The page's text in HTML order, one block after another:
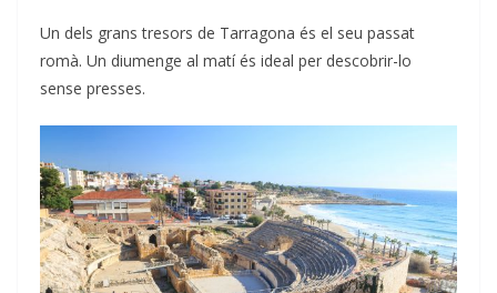
Un dels grans tresors de Tarragona és el seu passat
romà. Un diumenge al matí és ideal per descobrir-lo
sense presses.